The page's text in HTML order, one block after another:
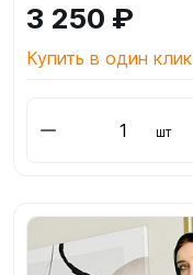
3 250 ₽
Купить в один клик
шт